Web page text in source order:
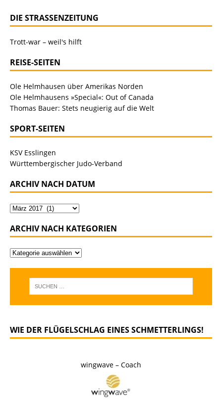
DIE STRASSENZEITUNG
Trott-war – weil's hilft
REISE-SEITEN
Ole Helmhausen über Amerikas Norden
Ole Helmhausens »Special«: Out of Canada
Thomas Bauer: Stets neugierig auf die Welt
SPORT-SEITEN
KSV Esslingen
Württembergischer Judo-Verband
ARCHIV NACH DATUM
ARCHIV NACH KATEGORIEN
WIE DER FLÜGELSCHLAG EINES SCHMETTERLINGS!
wingwave – Coach